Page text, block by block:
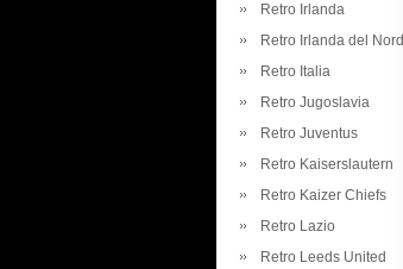
Retro Irlanda
Retro Irlanda del Nord
Retro Italia
Retro Jugoslavia
Retro Juventus
Retro Kaiserslautern
Retro Kaizer Chiefs
Retro Lazio
Retro Leeds United